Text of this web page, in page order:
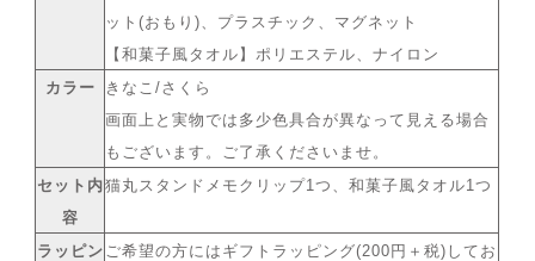
ット(おもり)、プラスチック、マグネット
【和菓子風タオル】ポリエステル、ナイロン
カラー
きなこ/さくら
画面上と実物では多少色具合が異なって見える場合
もございます。ご了承くださいませ。
セット内
容
猫丸スタンドメモクリップ1つ、和菓子風タオル1つ
ラッピン ご希望の方にはギフトラッピング(200円＋税)してお